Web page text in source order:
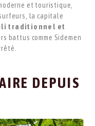
et touristique,
la capitale
traditionnel et
battus comme Sidemen
DEPUIS